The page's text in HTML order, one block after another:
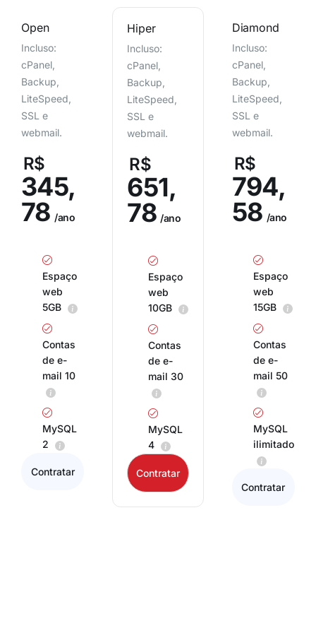
Open
Incluso:
cPanel,
Backup,
LiteSpeed,
SSL e
webmail.
R$
345,
78 /ano
Espaço
web
5GB
Contas
de e-
mail 10
MySQL
2
Contratar
Hiper
Incluso:
cPanel,
Backup,
LiteSpeed,
SSL e
webmail.
R$
651,
78 /ano
Espaço
web
10GB
Contas
de e-
mail 30
MySQL
4
Contratar
Diamond
Incluso:
cPanel,
Backup,
LiteSpeed,
SSL e
webmail.
R$
794,
58 /ano
Espaço
web
15GB
Contas
de e-
mail 50
MySQL
ilimitado
Contratar